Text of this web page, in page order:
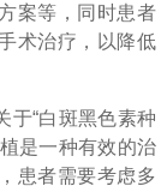
案等，同时患者
术治疗，以降低
于“白斑黑色素种
是一种有效的治
患者需要考虑多